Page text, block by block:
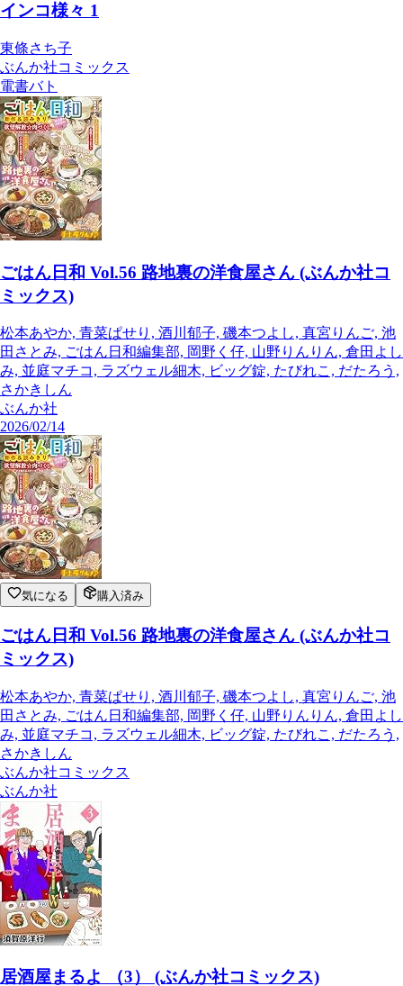
インコ様々 1
東條さち子
ぶんか社コミックス
電書バト
ごはん日和 Vol.56 路地裏の洋食屋さん (ぶんか社コ
ミックス)
松本あやか, 青菜ぱせり, 酒川郁子, 磯本つよし, 真宮りんご, 池
田さとみ, ごはん日和編集部, 岡野く仔, 山野りんりん, 倉田よし
み, 並庭マチコ, ラズウェル細木, ビッグ錠, たびれこ, だたろう,
さかきしん
ぶんか社
2026/02/14
気になる 購入済み
ごはん日和 Vol.56 路地裏の洋食屋さん (ぶんか社コ
ミックス)
松本あやか, 青菜ぱせり, 酒川郁子, 磯本つよし, 真宮りんご, 池
田さとみ, ごはん日和編集部, 岡野く仔, 山野りんりん, 倉田よし
み, 並庭マチコ, ラズウェル細木, ビッグ錠, たびれこ, だたろう,
さかきしん
ぶんか社コミックス
ぶんか社
居酒屋まるよ （3） (ぶんか社コミックス)